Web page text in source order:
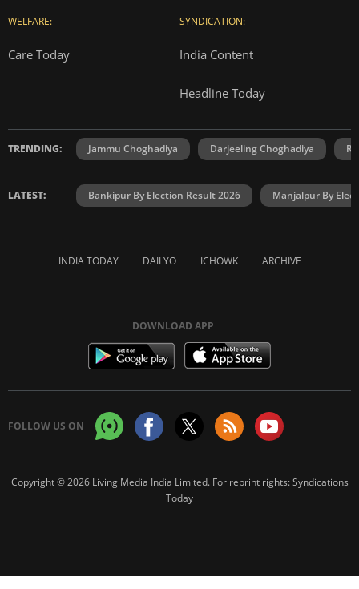
WELFARE:
Care Today
SYNDICATION:
India Content
Headline Today
TRENDING: Jammu Choghadiya Darjeeling Choghadiya
LATEST: Bankipur By Election Result 2026 Manjalpur By
INDIA TODAY DAILYO ICHOWK ARCHIVE
DOWNLOAD APP
FOLLOW US ON
Copyright © 2026 Living Media India Limited. For reprint rights:Syndications
Today